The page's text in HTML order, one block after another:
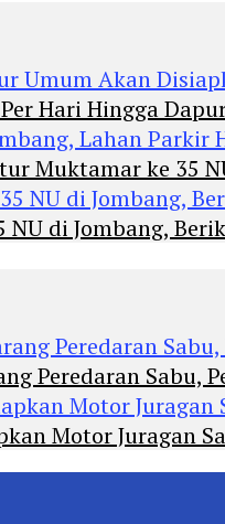
Hari Hingga
Muktamar ke 35
di Jombang,
Peredaran Sabu,
Motor Juragan